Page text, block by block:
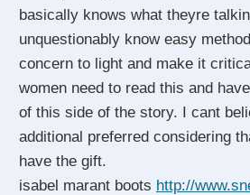
basically knows what theyre
unquestionably know easy
concern to light and make it
women need to read this and
of this side of the story. I cant
additional preferred considering
have the gift.
isabel marant boots http://